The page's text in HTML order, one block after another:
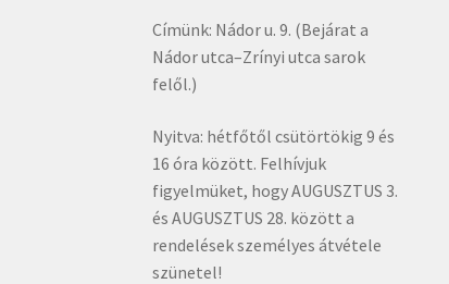
Címünk: Nádor u. 9. (Bejárat a
Nádor utca–Zrínyi utca sarok
felől.)
Nyitva: hétfőtől csütörtökig 9 és
16 óra között. Felhívjuk
figyelmüket, hogy AUGUSZTUS 3.
és AUGUSZTUS 28. között a
rendelések személyes átvétele
szünetel!